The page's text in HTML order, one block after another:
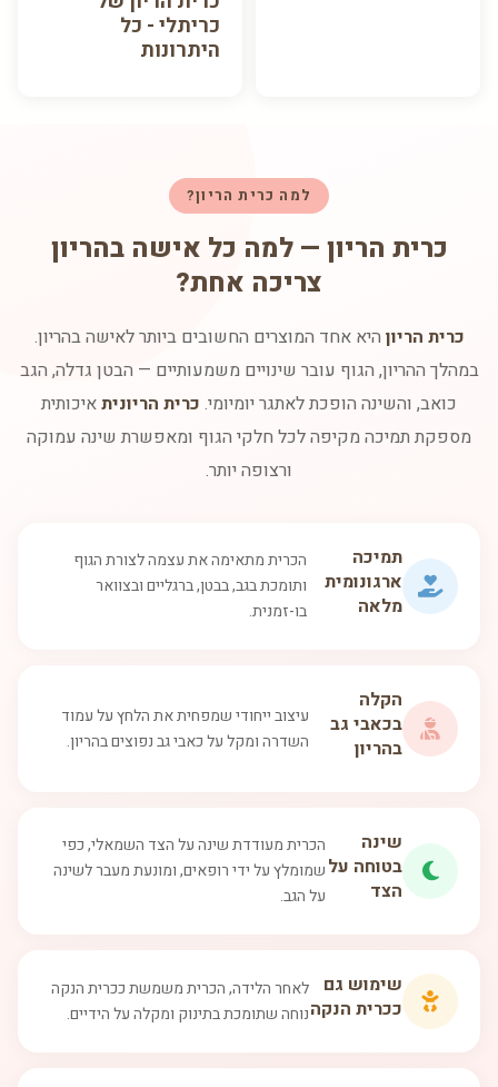
כריתלי - כל
היתרונות
למה כרית הריון?
כרית הריון — למה כל אישה בהריון
צריכה אחת?
כרית הריון היא אחד המוצרים החשובים ביותר לאישה בהריון.
במהלך ההריון, הגוף עובר שינויים משמעותיים — הבטן גדלה, הגב
כואב, והשינה הופכת לאתגר יומיומי. כרית הריוניתאיכותית
מספקת תמיכה מקיפה לכל חלקי הגוף ומאפשרת שינה עמוקה
ורצופה יותר.
תמיכה
ארגונומית
מלאה
הכרית מתאימה את עצמה לצורת הגוף
ותומכת בגב, בבטן, ברגליים ובצוואר
בו-זמנית.
הקלה
בכאבי גב
בהריון
עיצוב ייחודי שמפחית את הלחץ על עמוד
השדרה ומקל על כאבי גב נפוצים בהריון.
שינה
בטוחה על
הצד
הכרית מעודדת שינה על הצד השמאלי, כפי
שמומלץ על ידי רופאים, ומונעת מעבר לשינה
על הגב.
שימוש גם
ככרית הנקה
לאחר הלידה, הכרית משמשת ככרית הנקה
נוחה שתומכת בתינוק ומקלה על הידיים.